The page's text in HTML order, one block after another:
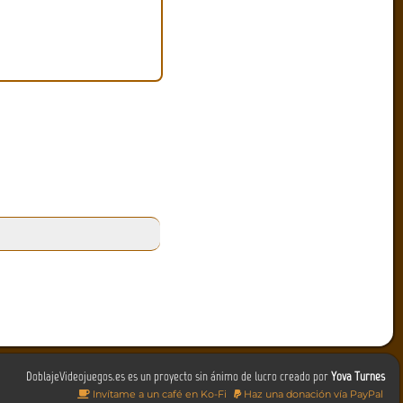
DoblajeVideojuegos.es es un proyecto sin ánimo de lucro creado porYova Turnes
Invítame a un café en Ko-Fi Haz una donación vía PayPal